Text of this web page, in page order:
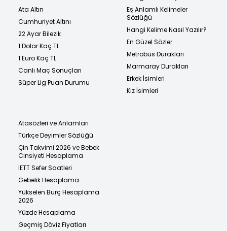
Ata Altın
Cumhuriyet Altını
22 Ayar Bilezik
1 Dolar Kaç TL
1 Euro Kaç TL
Canlı Maç Sonuçları
Süper Lig Puan Durumu
Eş Anlamlı Kelimeler
Sözlüğü
Hangi Kelime Nasıl Yazılır?
En Güzel Sözler
Metrobüs Durakları
Marmaray Durakları
Erkek İsimleri
Kız İsimleri
Atasözleri ve Anlamları
Türkçe Deyimler Sözlüğü
Çin Takvimi 2026 ve Bebek
Cinsiyeti Hesaplama
İETT Sefer Saatleri
Gebelik Hesaplama
Yükselen Burç Hesaplama
2026
Yüzde Hesaplama
Geçmiş Döviz Fiyatları